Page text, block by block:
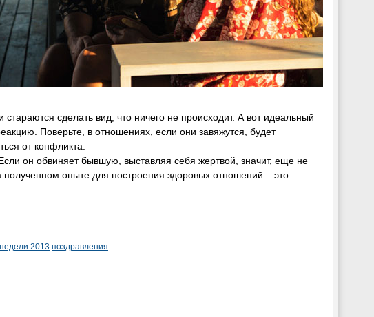
сделать вид, что ничего не происходит. А вот идеальный
Поверьте, в отношениях, если они завяжутся, будет
от конфликта.
он обвиняет бывшую, выставляя себя жертвой, значит, еще не
полученном опыте для построения здоровых отношений – это
2013 поздравления